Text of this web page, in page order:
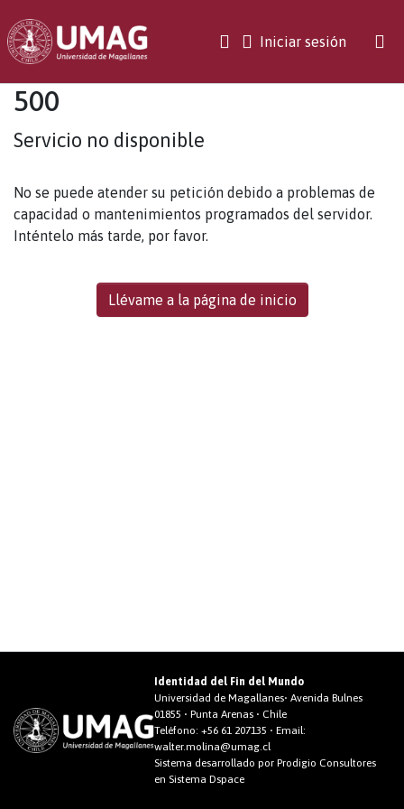
Iniciar sesión(current)
500
Servicio no disponible
No se puede atender su petición debido a problemas de
capacidad o mantenimientos programados del servidor.
Inténtelo más tarde, por favor.
Llévame a la página de inicio
Identidad del Fin del Mundo
Universidad de Magallanes• Avenida Bulnes
01855 • Punta Arenas • Chile
Teléfono:+56 61 207135 • Email:
walter.molina@umag.cl
Sistema desarrollado por Prodigio Consultores
en Sistema Dspace